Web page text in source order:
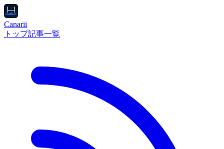
Canarii
トップ記事一覧